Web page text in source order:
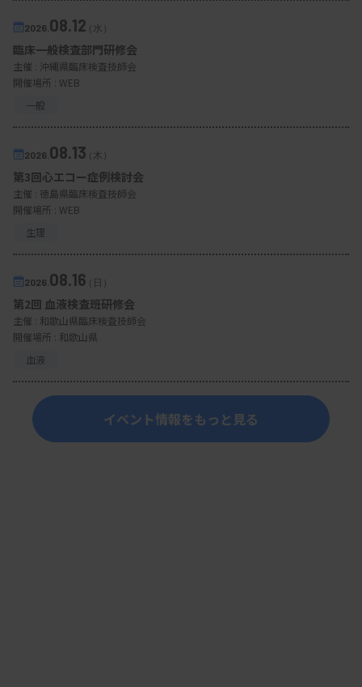
2026. 08.12（水）
臨床一般検査部門研修会
主催 : 沖縄県臨床検査技師会
開催場所 : WEB
一般
2026. 08.13（木）
第3回心エコー症例検討会
主催 : 徳島県臨床検査技師会
開催場所 : WEB
生理
2026. 08.16（日）
第2回 血液検査班研修会
主催 : 和歌山県臨床検査技師会
開催場所 : 和歌山県
血液
イベント情報をもっと見る